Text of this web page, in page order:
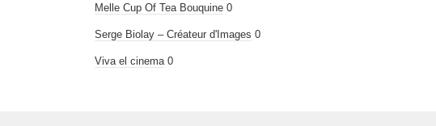
Melle Cup Of Tea Bouquine 0
Serge Biolay – Créateur d'Images 0
Viva el cinema 0